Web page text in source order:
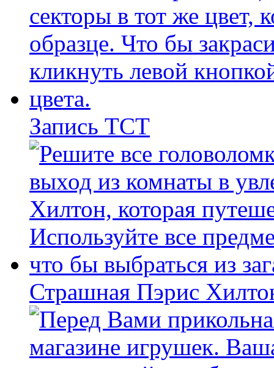
Запись ТСТ
Страшная Пэрис